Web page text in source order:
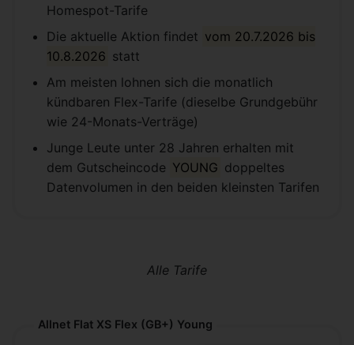
Homespot-Tarife
Die aktuelle Aktion findet vom 20.7.2026 bis
10.8.2026 statt
Am meisten lohnen sich die monatlich
kündbaren Flex-Tarife (dieselbe Grundgebühr
wie 24-Monats-Verträge)
Junge Leute unter 28 Jahren erhalten mit
dem Gutscheincode YOUNG doppeltes
Datenvolumen in den beiden kleinsten Tarifen
Alle Tarife
Allnet Flat XS Flex (GB+) Young